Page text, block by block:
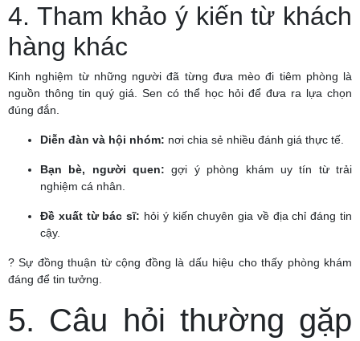
4. Tham khảo ý kiến từ khách
hàng khác
Kinh nghiệm từ những người đã từng đưa mèo đi tiêm phòng là
nguồn thông tin quý giá. Sen có thể học hỏi để đưa ra lựa chọn
đúng đắn.
Diễn đàn và hội nhóm: nơi chia sẻ nhiều đánh giá thực tế.
Bạn bè, người quen: gợi ý phòng khám uy tín từ trải
nghiệm cá nhân.
Đề xuất từ bác sĩ: hỏi ý kiến chuyên gia về địa chỉ đáng tin
cậy.
? Sự đồng thuận từ cộng đồng là dấu hiệu cho thấy phòng khám
đáng để tin tưởng.
5. Câu hỏi thường gặp